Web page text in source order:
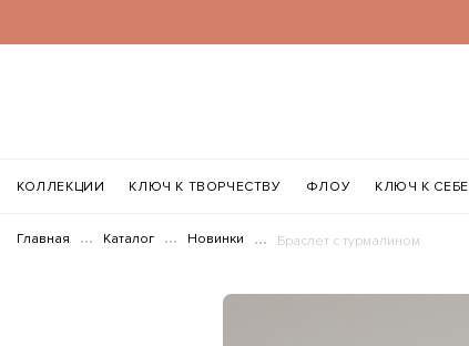
КОЛЛЕКЦИИ КЛЮЧ К ТВОРЧЕСТВУ ФЛОУ КЛЮЧ К СЕБЕ
Главная Каталог Новинки Браслет с турмалином